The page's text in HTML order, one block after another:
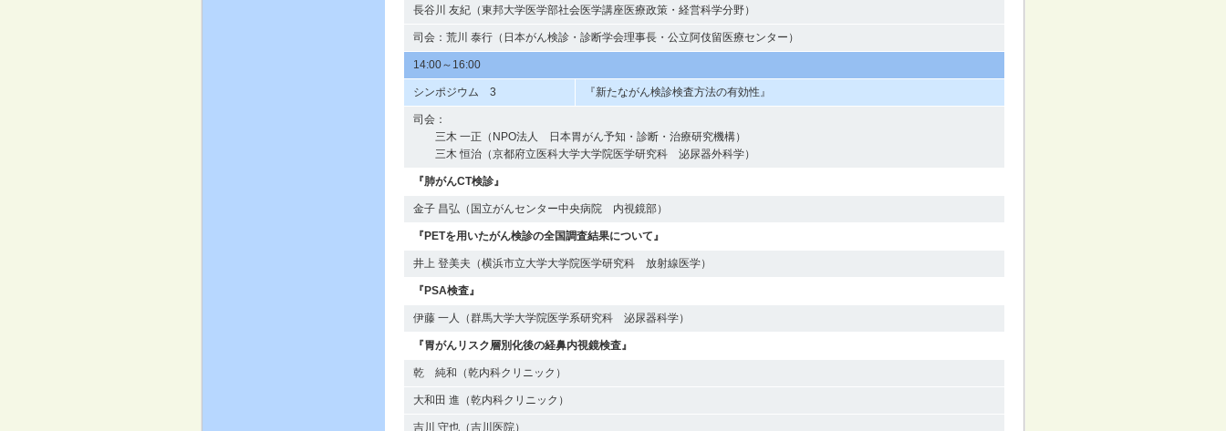
長谷川 友紀（東邦大学医学部社会医学講座医療政策・経営科学分野）
司会：荒川 泰行（日本がん検診・診断学会理事長・公立阿伎留医療センター）
14:00～16:00
シンポジウム 3 『新たながん検診検査方法の有効性』
司会：
三木 一正（NPO法人 日本胃がん予知・診断・治療研究機構）
三木 恒治（京都府立医科大学大学院医学研究科 泌尿器外科学）
『肺がんCT検診』
金子 昌弘（国立がんセンター中央病院 内視鏡部）
『PETを用いたがん検診の全国調査結果について』
井上 登美夫（横浜市立大学大学院医学研究科 放射線医学）
『PSA検査』
伊藤 一人（群馬大学大学院医学系研究科 泌尿器科学）
『胃がんリスク層別化後の経鼻内視鏡検査』
乾 純和（乾内科クリニック）
大和田 進（乾内科クリニック）
吉川 守也（吉川医院）